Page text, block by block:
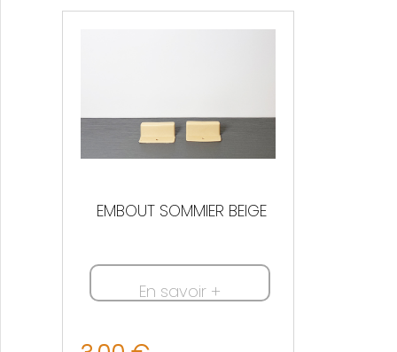
Nous contacter
EMBOUT SOMMIER BEIGE
En savoir +